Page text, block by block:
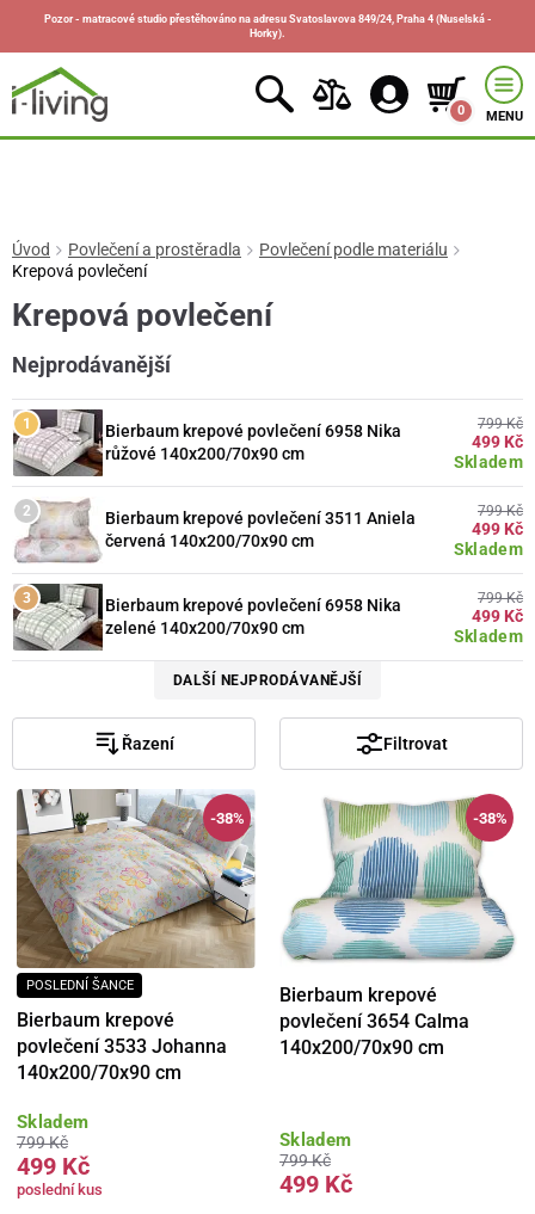
Pozor - matracové studio přestěhováno na adresu Svatoslavova 849/24, Praha 4 (Nuselská -
Horky).
0 MENU
Úvod Povlečení a prostěradla
Povlečení podle materiálu
Krepová povlečení
Krepová povlečení
Nejprodávanější
Bierbaum krepové povlečení 6958 Nika
růžové 140x200/70x90 cm
Skladem
799 Kč
499 Kč
Bierbaum krepové povlečení 3511 Aniela
červená 140x200/70x90 cm
Skladem
799 Kč
499 Kč
Bierbaum krepové povlečení 6958 Nika
zelené 140x200/70x90 cm
Skladem
799 Kč
499 Kč
DALŠÍ NEJPRODÁVANĚJŠÍ
Řazení Filtrovat
-38%
POSLEDNÍ ŠANCE
Bierbaum krepové
povlečení 3533 Johanna
140x200/70x90 cm
Skladem
799 Kč
499 Kč
poslední kus
-38%
Bierbaum krepové
povlečení 3654 Calma
140x200/70x90 cm
Skladem
799 Kč
499 Kč